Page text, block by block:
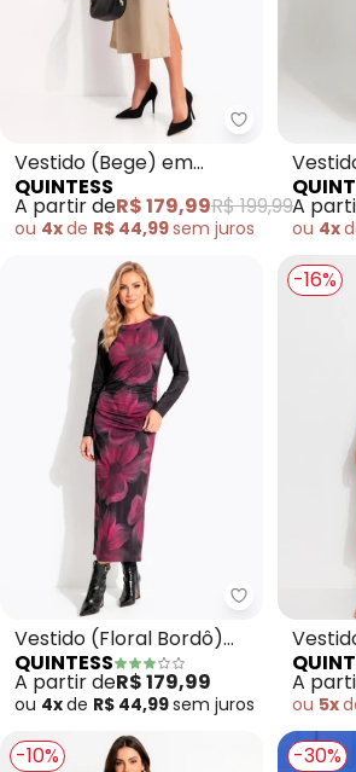
Quintess -
Vestido (Bege) em
Tecido de Alfaiataria
QUINTESS
A partir deR$ 179,99R$ 199,99
ou 4xde R$ 44,99sem juros
em
A
ou 4x
Quintess -
Vestido (Floral Bordô)
em Malha Fria
QUINTESS
A partir deR$ 179,99
ou 4xde R$ 44,99sem juros
-16%
Tule.
A
ou 5x
-10% -30%